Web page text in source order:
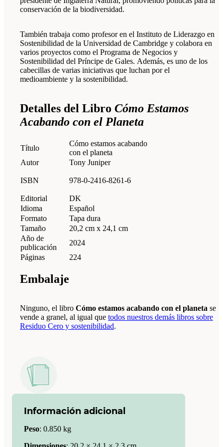
conservación de la biodiversidad.
También trabaja como profesor en el Instituto de Liderazgo en
Sostenibilidad de la Universidad de Cambridge y colabora en
varios proyectos como el Programa de Negocios y
Sostenibilidad del Príncipe de Gales. Además, es uno de los
cabecillas de varias iniciativas que luchan por el
medioambiente y la sostenibilidad.
Detalles del Libro Cómo Estamos
Acabando con el Planeta
Título
Cómo estamos acabando
con el planeta
Autor
Tony Juniper
ISBN 978-0-2416-8261-6
Editorial
DK
Idioma
Español
Formato
Tapa dura
Tamaño
20,2 cm x 24,1 cm
Año de
publicación
2024
Páginas
224
Embalaje
Ninguno, el libro Cómo estamos acabando con el planeta se
vende a granel, al igual que todos nuestros demás libros sobre
Residuo Cero y sostenibilidad.
Información adicional
Peso: 0.850 kg